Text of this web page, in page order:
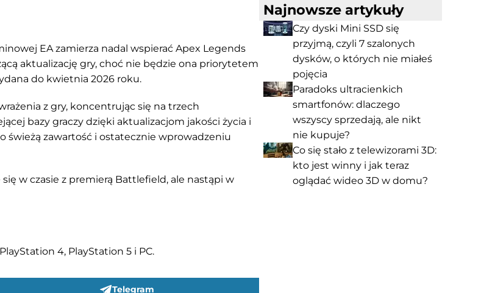
EA zamierza nadal wspierać Apex Legends
aktualizację gry, choć nie będzie ona priorytetem
do kwietnia 2026 roku.
z gry, koncentrując się na trzech
bazy graczy dzięki aktualizacjom jakości życia i
świeżą zawartość i ostatecznie wprowadzeniu
w czasie z premierą Battlefield, ale nastąpi w
4, PlayStation 5 i PC.
Telegram
Najnowsze artykuły
Czy dyski Mini SSD się
przyjmą, czyli 7 szalonych
dysków, o których nie miałeś
pojęcia
Paradoks ultracienkich
smartfonów: dlaczego
wszyscy sprzedają, ale nikt
nie kupuje?
Co się stało z telewizorami 3D:
kto jest winny i jak teraz
oglądać wideo 3D w domu?